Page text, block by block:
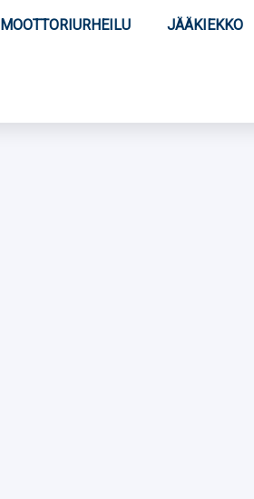
MOOTTORIURHEILU JÄÄKIEKKO